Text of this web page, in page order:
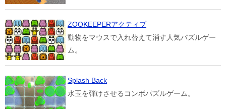
ZOOKEEPERアクティブ
動物をマウスで入れ替えて消す人気パズルゲー
ム。
Splash Back
水玉を弾けさせるコンボパズルゲーム。